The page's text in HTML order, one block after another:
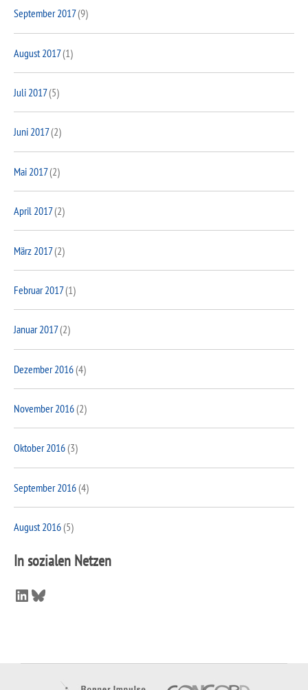
September 2017(9)
August 2017(1)
Juli 2017(5)
Juni 2017(2)
Mai 2017(2)
April 2017(2)
März 2017(2)
Februar 2017(1)
Januar 2017(2)
Dezember 2016(4)
November 2016(2)
Oktober 2016(3)
September 2016(4)
August 2016(5)
In sozialen Netzen
LinkedIn
Bluesky